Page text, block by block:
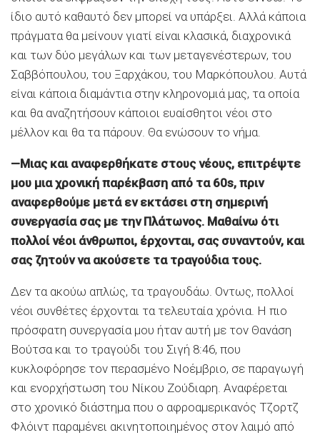
ίδιο αυτό καθαυτό δεν μπορεί να υπάρξει. Αλλά κάποια
πράγματα θα μείνουν γιατί είναι κλασικά, διαχρονικά
και των δύο μεγάλων και των μεταγενέστερων, του
Σαββόπουλου, του Ξαρχάκου, του Μαρκόπουλου. Αυτά
είναι κάποια διαμάντια στην κληρονομιά μας, τα οποία
και θα αναζητήσουν κάποιοι ευαίσθητοι νέοι στο
μέλλον και θα τα πάρουν. Θα ενώσουν το νήμα.
—Μιας και αναφερθήκατε στους νέους, επιτρέψτε
μου μια χρονική παρέκβαση από τα 60s, πριν
αναφερθούμε μετά εν εκτάσει στη σημερινή
συνεργασία σας με την Πλάτωνος. Μαθαίνω ότι
πολλοί νέοι άνθρωποι, έρχονται, σας συναντούν, και
σας ζητούν να ακούσετε τα τραγούδια τους.
Δεν τα ακούω απλώς, τα τραγουδάω. Οντως, πολλοί
νέοι συνθέτες έρχονται τα τελευταία χρόνια. Η πιο
πρόσφατη συνεργασία μου ήταν αυτή με τον Θανάση
Βούτσα και το τραγούδι του Σιγή 8:46, που
κυκλοφόρησε τον περασμένο Νοέμβριο, σε παραγωγή
και ενορχήστωση του Νίκου Ζούδιαρη. Αναφέρεται
στο χρονικό διάστημα που ο αφροαμερικανός Τζορτζ
Φλόιντ παραμένει ακινητοποιημένος στον λαιμό από